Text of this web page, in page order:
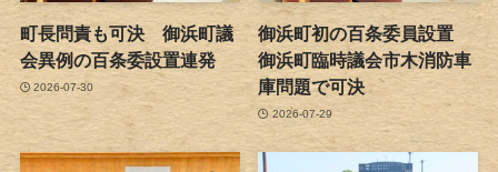
町長問責も可決 御浜町議
会異例の百条委設置連発
2026-07-30
御浜町初の百条委員設置
御浜町臨時議会市木消防車
庫問題で可決
2026-07-29